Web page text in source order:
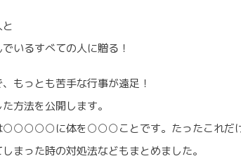
いるすべての人に贈る！
もっとも苦手な行事が遠足！
方法を公開します。
○○○○○に体を○○○ことです。たったこれだけ
まった時の対処法などもまとめました。